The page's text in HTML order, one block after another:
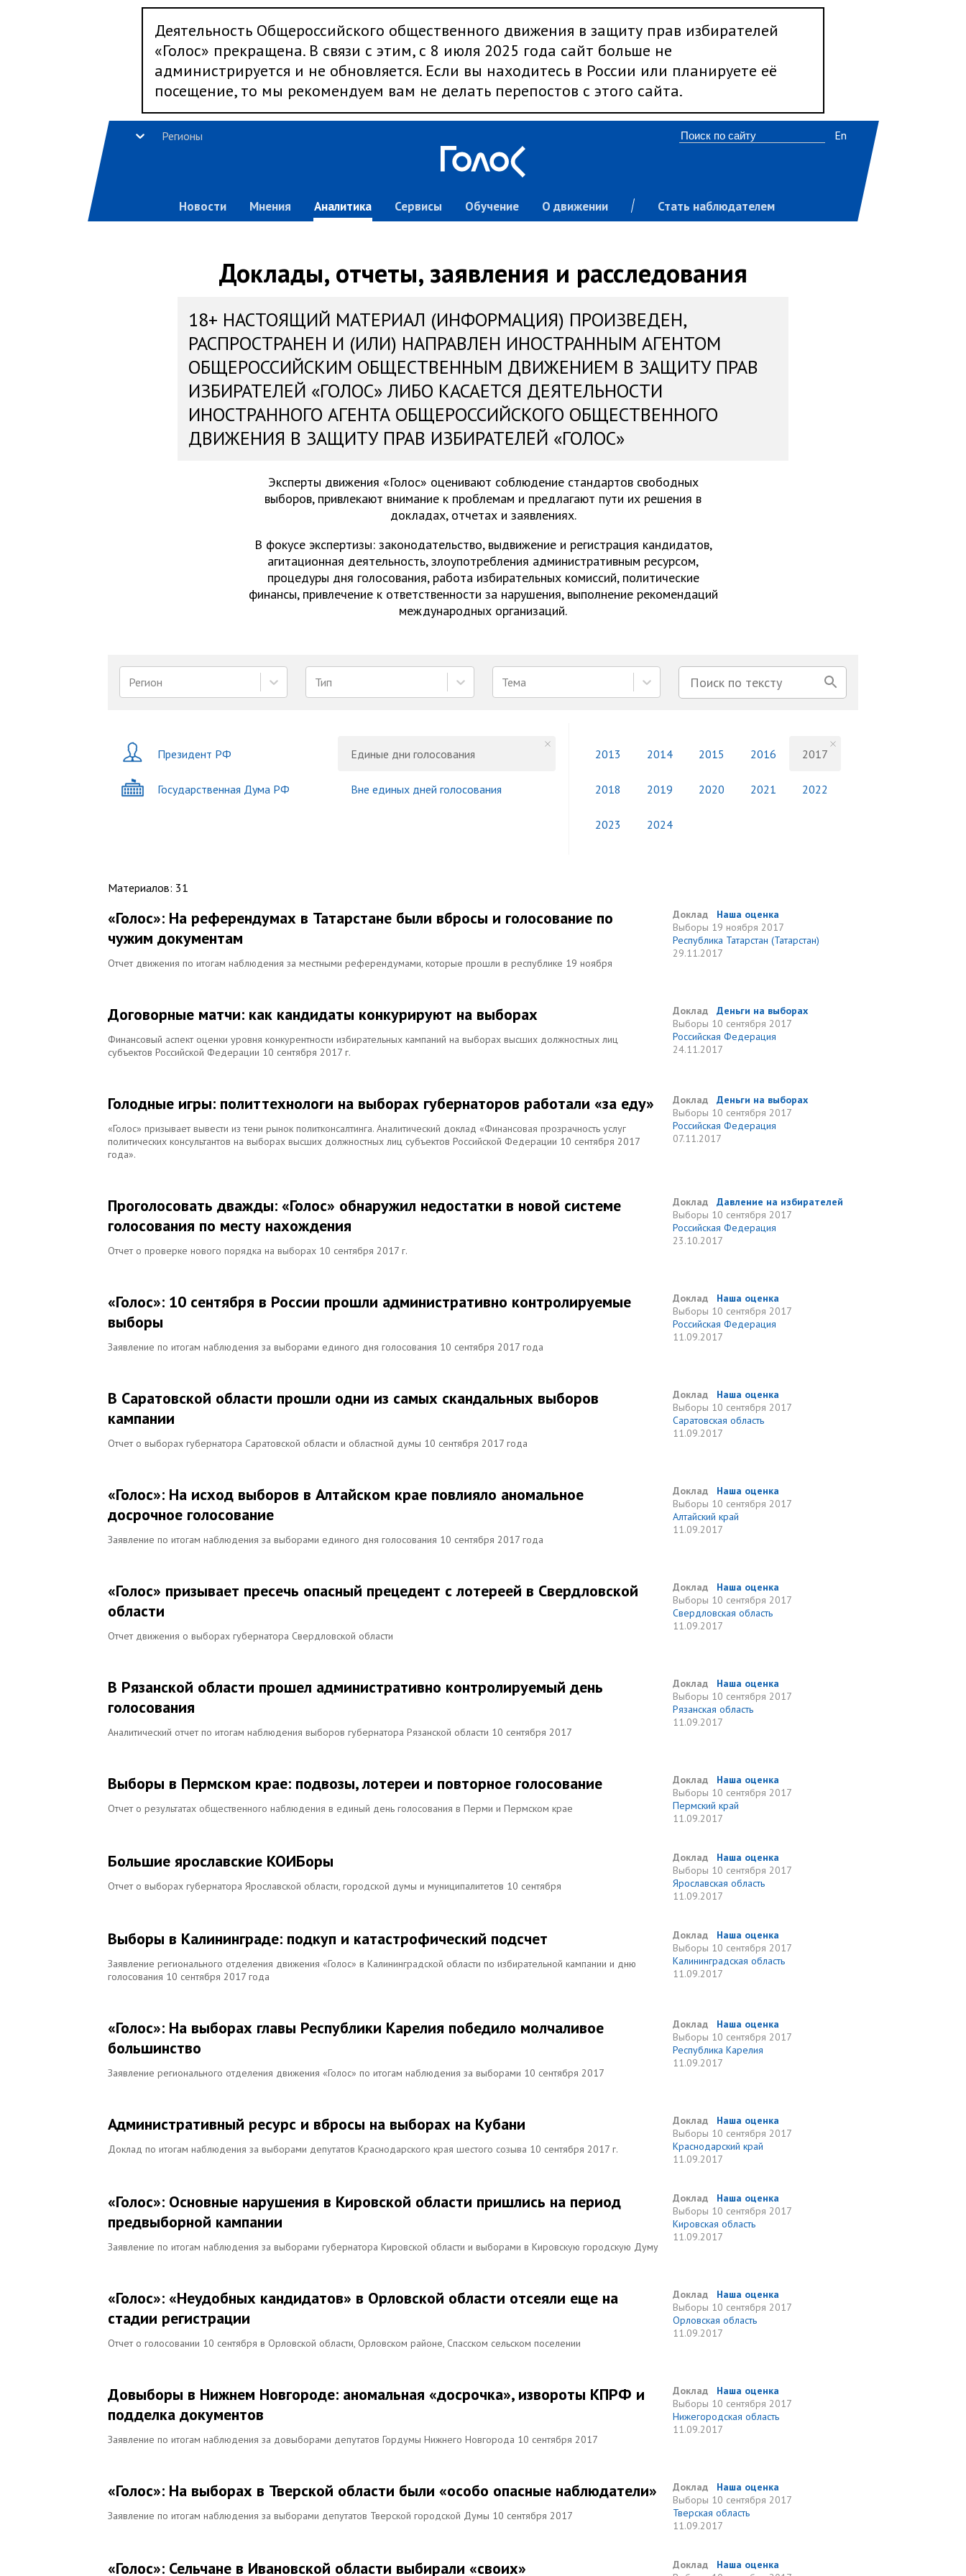
Деятельность Общероссийского общественного движения в защиту прав избирателей
«Голос» прекращена. В связи с этим, с 8 июля 2025 года сайт больше не
администрируется и не обновляется. Если вы находитесь в России или планируете её
посещение, то мы рекомендуем вам не делать перепостов с этого сайта.
Регионы
Новости Мнения Аналитика Сервисы Обучение О движении Стать наблюдателем
En
Доклады, отчеты, заявления и расследования
18+ НАСТОЯЩИЙ МАТЕРИАЛ (ИНФОРМАЦИЯ) ПРОИЗВЕДЕН,
РАСПРОСТРАНЕН И (ИЛИ) НАПРАВЛЕН ИНОСТРАННЫМ АГЕНТОМ
ОБЩЕРОССИЙСКИМ ОБЩЕСТВЕННЫМ ДВИЖЕНИЕМ В ЗАЩИТУ ПРАВ
ИЗБИРАТЕЛЕЙ «ГОЛОС» ЛИБО КАСАЕТСЯ ДЕЯТЕЛЬНОСТИ
ИНОСТРАННОГО АГЕНТА ОБЩЕРОССИЙСКОГО ОБЩЕСТВЕННОГО
ДВИЖЕНИЯ В ЗАЩИТУ ПРАВ ИЗБИРАТЕЛЕЙ «ГОЛОС»
Эксперты движения «Голос» оценивают соблюдение стандартов свободных
выборов, привлекают внимание к проблемам и предлагают пути их решения в
докладах, отчетах и заявлениях.
В фокусе экспертизы: законодательство, выдвижение и регистрация кандидатов,
агитационная деятельность, злоупотребления административным ресурсом,
процедуры дня голосования, работа избирательных комиссий, политические
финансы, привлечение к ответственности за нарушения, выполнение рекомендаций
международных организаций.
Регион Тип Тема
Президент РФ
Государственная Дума РФ
Единые дни голосования
Вне единых дней голосования
2013 2014 2015 2016 2017
2018 2019 2020 2021 2022
2023 2024
Материалов: 31
«Голос»: На референдумах в Татарстане были вбросы и голосование по
чужим документам
Отчет движения по итогам наблюдения за местными референдумами, которые прошли в республике 19 ноября
Доклад
Наша оценка
Выборы 19 ноября 2017
Республика Татарстан (Татарстан)
29.11.2017
Договорные матчи: как кандидаты конкурируют на выборах
Финансовый аспект оценки уровня конкурентности избирательных кампаний на выборах высших должностных лиц
субъектов Российской Федерации 10 сентября 2017 г.
Доклад
Деньги на выборах
Выборы 10 сентября 2017
Российская Федерация
24.11.2017
Голодные игры: политтехнологи на выборах губернаторов работали «за еду»
«Голос» призывает вывести из тени рынок политконсалтинга. Аналитический доклад «Финансовая прозрачность услуг
политических консультантов на выборах высших должностных лиц субъектов Российской Федерации 10 сентября 2017
года».
Доклад
Деньги на выборах
Выборы 10 сентября 2017
Российская Федерация
07.11.2017
Проголосовать дважды: «Голос» обнаружил недостатки в новой системе
голосования по месту нахождения
Отчет о проверке нового порядка на выборах 10 сентября 2017 г.
Доклад
Давление на избирателей
Выборы 10 сентября 2017
Российская Федерация
23.10.2017
«Голос»: 10 сентября в России прошли административно контролируемые
выборы
Заявление по итогам наблюдения за выборами единого дня голосования 10 сентября 2017 года
Доклад
Наша оценка
Выборы 10 сентября 2017
Российская Федерация
11.09.2017
В Саратовской области прошли одни из самых скандальных выборов
кампании
Отчет о выборах губернатора Саратовской области и областной думы 10 сентября 2017 года
Доклад
Наша оценка
Выборы 10 сентября 2017
Саратовская область
11.09.2017
«Голос»: На исход выборов в Алтайском крае повлияло аномальное
досрочное голосование
Заявление по итогам наблюдения за выборами единого дня голосования 10 сентября 2017 года
Доклад
Наша оценка
Выборы 10 сентября 2017
Алтайский край
11.09.2017
«Голос» призывает пресечь опасный прецедент с лотереей в Свердловской
области
Отчет движения о выборах губернатора Свердловской области
Доклад
Наша оценка
Выборы 10 сентября 2017
Свердловская область
11.09.2017
В Рязанской области прошел административно контролируемый день
голосования
Аналитический отчет по итогам наблюдения выборов губернатора Рязанской области 10 сентября 2017
Доклад
Наша оценка
Выборы 10 сентября 2017
Рязанская область
11.09.2017
Выборы в Пермском крае: подвозы, лотереи и повторное голосование
Отчет о результатах общественного наблюдения в единый день голосования в Перми и Пермском крае
Доклад
Наша оценка
Выборы 10 сентября 2017
Пермский край
11.09.2017
Большие ярославские КОИБоры
Отчет о выборах губернатора Ярославской области, городской думы и муниципалитетов 10 сентября
Доклад
Наша оценка
Выборы 10 сентября 2017
Ярославская область
11.09.2017
Выборы в Калининграде: подкуп и катастрофический подсчет
Заявление регионального отделения движения «Голос» в Калининградской области по избирательной кампании и дню
голосования 10 сентября 2017 года
Доклад
Наша оценка
Выборы 10 сентября 2017
Калининградская область
11.09.2017
«Голос»: На выборах главы Республики Карелия победило молчаливое
большинство
Заявление регионального отделения движения «Голос» по итогам наблюдения за выборами 10 сентября 2017
Доклад
Наша оценка
Выборы 10 сентября 2017
Республика Карелия
11.09.2017
Административный ресурс и вбросы на выборах на Кубани
Доклад по итогам наблюдения за выборами депутатов Краснодарского края шестого созыва 10 сентября 2017 г.
Доклад
Наша оценка
Выборы 10 сентября 2017
Краснодарский край
11.09.2017
«Голос»: Основные нарушения в Кировской области пришлись на период
предвыборной кампании
Заявление по итогам наблюдения за выборами губернатора Кировской области и выборами в Кировскую городскую Думу
Доклад
Наша оценка
Выборы 10 сентября 2017
Кировская область
11.09.2017
«Голос»: «Неудобных кандидатов» в Орловской области отсеяли еще на
стадии регистрации
Отчет о голосовании 10 сентября в Орловской области, Орловском районе, Спасском сельском поселении
Доклад
Наша оценка
Выборы 10 сентября 2017
Орловская область
11.09.2017
Довыборы в Нижнем Новгороде: аномальная «досрочка», извороты КПРФ и
подделка документов
Заявление по итогам наблюдения за довыборами депутатов Гордумы Нижнего Новгорода 10 сентября 2017
Доклад
Наша оценка
Выборы 10 сентября 2017
Нижегородская область
11.09.2017
«Голос»: На выборах в Тверской области были «особо опасные наблюдатели»
Заявление по итогам наблюдения за выборами депутатов Тверской городской Думы 10 сентября 2017
Доклад
Наша оценка
Выборы 10 сентября 2017
Тверская область
11.09.2017
«Голос»: Сельчане в Ивановской области выбирали «своих» Доклад
Наша оценка